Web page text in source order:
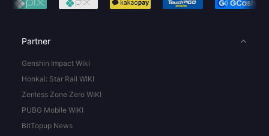
Partner
Genshin Impact Wiki
Honkai: Star Rail WIKI
Zenless Zone Zero WIKI
PUBG Mobile WIKI
BitTopup News